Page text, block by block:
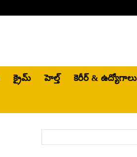
క్రైమ్ హెల్త్‌ కెరీర్ & ఉద్యోగాలు